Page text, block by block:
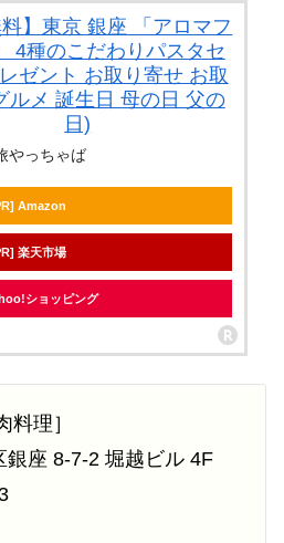
料】東京 銀座 「アロマフ
4種のこだわりパスタセ
ゼント お取り寄せ お取
ルメ 誕生日 母の日 父の
日)
やっちゃば
Amazon
楽天市場
ショッピング
料理］
座 8-7-2 堀越ビル 4F